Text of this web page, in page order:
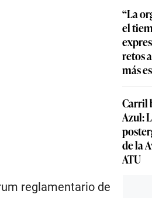
reglamentario de
“La
el
retos
más
Carril
Azul:
de la
ATU